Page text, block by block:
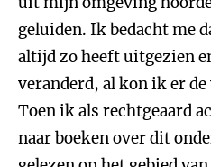
geluiden. Ik bedacht me
altijd zo heeft uitgezien
veranderd, al kon ik er
Toen ik als rechtgeaard
naar boeken over dit